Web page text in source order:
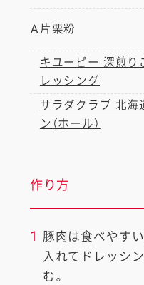
A 片栗粉
キユーピー 深煎り
レッシング
サラダクラブ 北海
ン（ホール）
作り方
1 豚肉は食べやす
入れてドレッシ
む。